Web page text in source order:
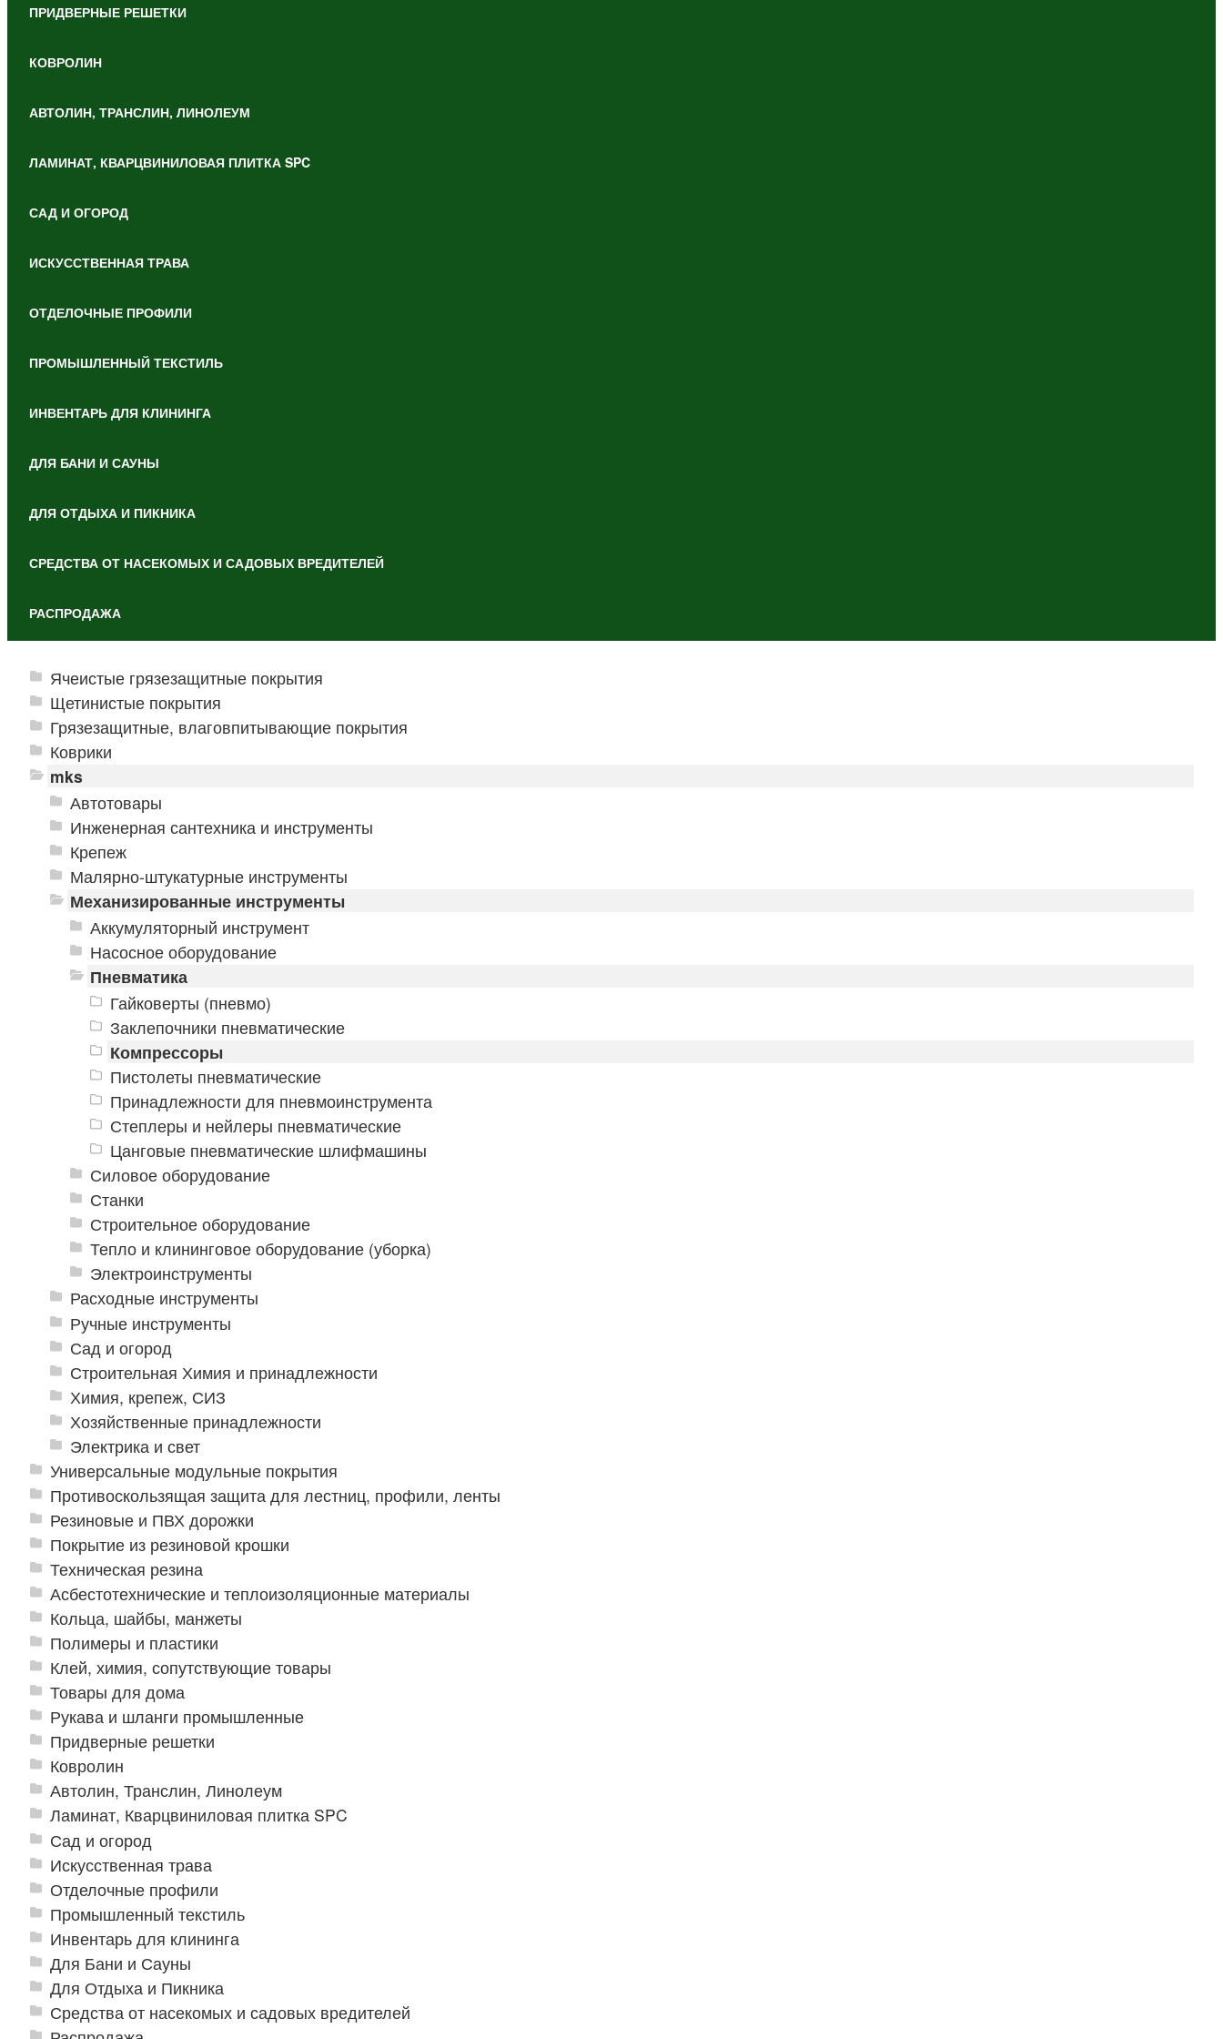
ПРИДВЕРНЫЕ РЕШЕТКИ
КОВРОЛИН
АВТОЛИН, ТРАНСЛИН, ЛИНОЛЕУМ
ЛАМИНАТ, КВАРЦВИНИЛОВАЯ ПЛИТКА SPC
САД И ОГОРОД
ИСКУССТВЕННАЯ ТРАВА
ОТДЕЛОЧНЫЕ ПРОФИЛИ
ПРОМЫШЛЕННЫЙ ТЕКСТИЛЬ
ИНВЕНТАРЬ ДЛЯ КЛИНИНГА
ДЛЯ БАНИ И САУНЫ
ДЛЯ ОТДЫХА И ПИКНИКА
СРЕДСТВА ОТ НАСЕКОМЫХ И САДОВЫХ ВРЕДИТЕЛЕЙ
РАСПРОДАЖА
Ячеистые грязезащитные покрытия
Щетинистые покрытия
Грязезащитные, влаговпитывающие покрытия
Коврики
mks
Автотовары
Инженерная сантехника и инструменты
Крепеж
Малярно-штукатурные инструменты
Механизированные инструменты
Аккумуляторный инструмент
Насосное оборудование
Пневматика
Гайковерты (пневмо)
Заклепочники пневматические
Компрессоры
Пистолеты пневматические
Принадлежности для пневмоинструмента
Степлеры и нейлеры пневматические
Цанговые пневматические шлифмашины
Силовое оборудование
Станки
Строительное оборудование
Тепло и клининговое оборудование (уборка)
Электроинструменты
Расходные инструменты
Ручные инструменты
Сад и огород
Строительная Химия и принадлежности
Химия, крепеж, СИЗ
Хозяйственные принадлежности
Электрика и свет
Универсальные модульные покрытия
Противоскользящая защита для лестниц, профили, ленты
Резиновые и ПВХ дорожки
Покрытие из резиновой крошки
Техническая резина
Асбестотехнические и теплоизоляционные материалы
Кольца, шайбы, манжеты
Полимеры и пластики
Клей, химия, сопутствующие товары
Товары для дома
Рукава и шланги промышленные
Придверные решетки
Ковролин
Автолин, Транслин, Линолеум
Ламинат, Кварцвиниловая плитка SPC
Сад и огород
Искусственная трава
Отделочные профили
Промышленный текстиль
Инвентарь для клининга
Для Бани и Сауны
Для Отдыха и Пикника
Средства от насекомых и садовых вредителей